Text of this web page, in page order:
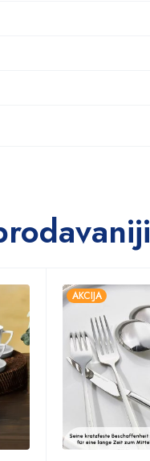
AKCIJA